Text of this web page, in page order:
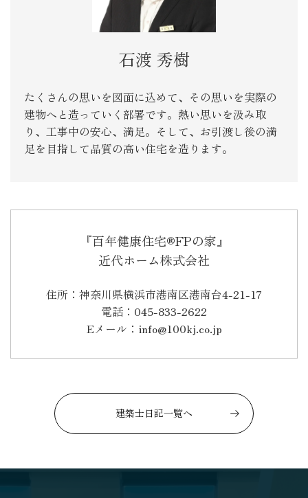
石渡 秀樹
たくさんの思いを図面に込めて、その思いを実際の
建物へと造っていく部署です。熱い思いを汲み取
り、工事中の安心、満足。そして、お引渡し後の満
足を目指して品質の高い住宅を造ります。
『百年健康住宅®FPの家』
近代ホーム株式会社
住所：神奈川県横浜市港南区港南台4-21-17
電話：045-833-2622
Eメール：info@100kj.co.jp
建築士日記一覧へ